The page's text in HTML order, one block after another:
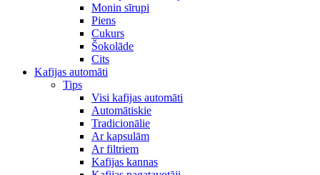
Monin sīrupi
Piens
Cukurs
Šokolāde
Cits
Kafijas automāti
Tips
Visi kafijas automāti
Automātiskie
Tradicionālie
Ar kapsulām
Ar filtriem
Kafijas kannas